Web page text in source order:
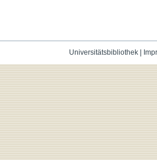
Universitätsbibliothek|